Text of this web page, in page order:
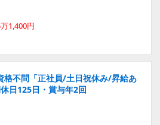
1,400円
格不問「正社員/土日祝休み/昇給あ
日125日・賞与年2回